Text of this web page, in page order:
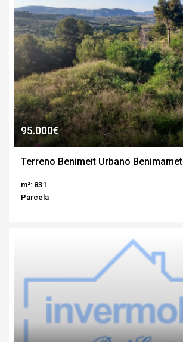
95.000€
Terreno Benimeit Urbano Benimamet
m²: 831
Parcela